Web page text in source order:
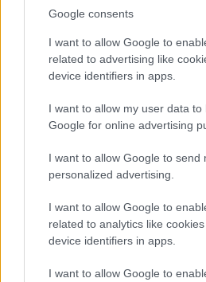
Google consents
I want to allow Google to
related to advertising like
device identifiers in apps.
I want to allow my user data to
Google for online advertising
I want to allow Google to send
personalized advertising.
I want to allow Google to
related to analytics like
device identifiers in apps.
I want to allow Google to
1 napja
Ilyen lehet a jövő F1-es
szerint